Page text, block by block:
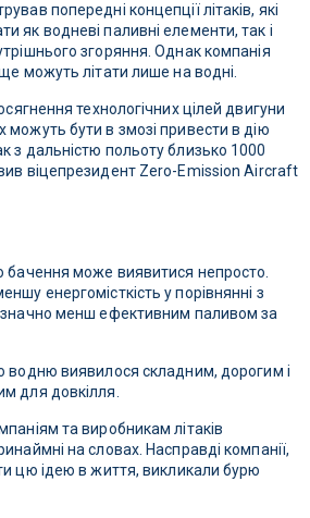
попередні концепції літаків, які
як водневі паливні елементи, так і
згоряння. Однак компанія
можуть літати лише на водні.
технологічних цілей двигуни
можуть бути в змозі привести в дію
з дальністю польоту близько 1000
віцепрезидент Zero-Emission Aircraft
бачення може виявитися непросто.
енергомісткість у порівнянні з
менш ефективним паливом за
водню виявилося складним, дорогим і
для довкілля.
та виробникам літаків
на словах. Насправді компанії,
цю ідею в життя, викликали бурю